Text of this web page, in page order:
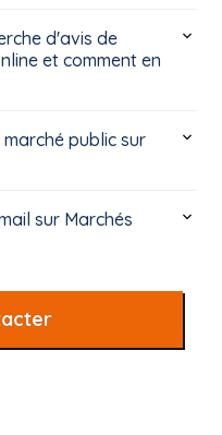
d'avis de
et comment en
public sur
sur Marchés